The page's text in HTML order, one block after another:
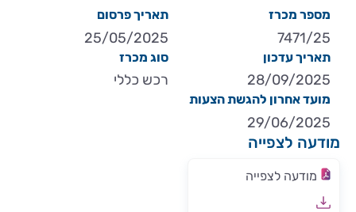
מספר מכרז
7471/25
תאריך פרסום
25/05/2025
תאריך עדכון
28/09/2025
סוג מכרז
רכש כללי
מועד אחרון להגשת הצעות
29/06/2025
מודעה לצפייה
מודעה לצפייה